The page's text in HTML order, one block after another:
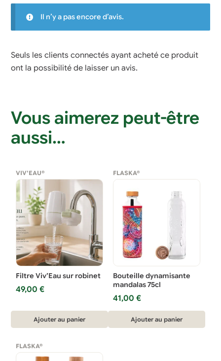
Il n’y a pas encore d’avis.
Seuls les clients connectés ayant acheté ce produit
ont la possibilité de laisser un avis.
Vous aimerez peut-être
aussi…
VIV'EAU®
Filtre Viv’Eau sur robinet
49,00€
Ajouter au panier
FLASKA®
Bouteille dynamisante
mandalas 75cl
41,00 €
Ajouter au panier
FLASKA®